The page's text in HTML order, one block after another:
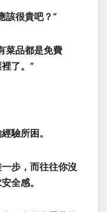
該很貴吧？”
菜品都是免費
了。”
驗所困。
步，而往往你沒
全感。